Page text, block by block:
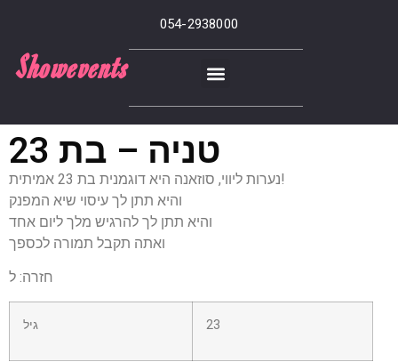
054-2938000
Showevents
טניה – בת 23
נערות ליווי, סוזאנה היא דוגמנית בת 23 אמיתית!
והיא תתן לך עיסוי שיא המפנק
והיא תתן לך להרגיש מלך ליום אחד
ואתה תקבל תמורה לכספך
חזרה: ל
גיל 23